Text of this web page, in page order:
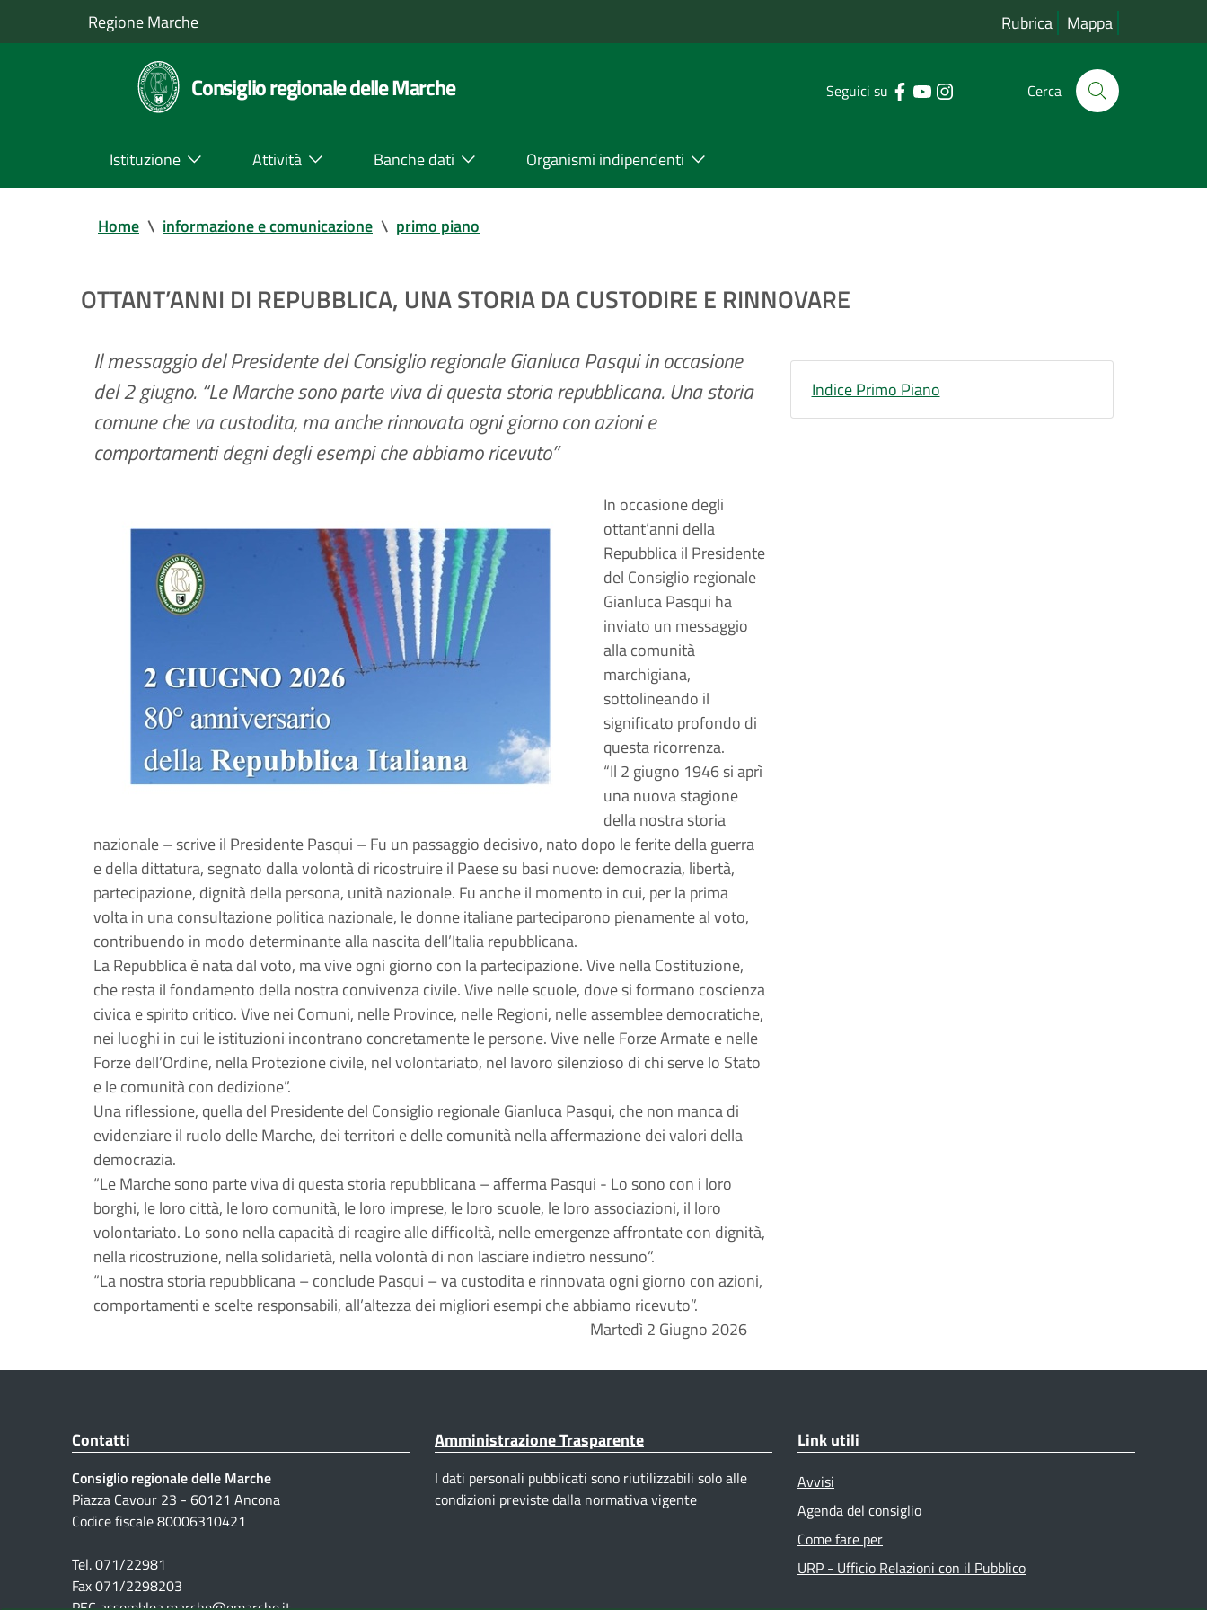
Regione Marche Rubrica Mappa
Consiglio regionale delle Marche Seguici su Cerca
Istituzione Attività Banche dati Organismi indipendenti
Home \ informazione e comunicazione \ primo piano
OTTANT’ANNI DI REPUBBLICA, UNA STORIA DA CUSTODIRE E RINNOVARE
Il messaggio del Presidente del Consiglio regionale Gianluca Pasqui in occasione
del 2 giugno. “Le Marche sono parte viva di questa storia repubblicana. Una storia
comune che va custodita, ma anche rinnovata ogni giorno con azioni e
comportamenti degni degli esempi che abbiamo ricevuto”
In occasione degli
ottant’anni della
Repubblica il Presidente
del Consiglio regionale
Gianluca Pasqui ha
inviato un messaggio
alla comunità
marchigiana,
sottolineando il
significato profondo di
questa ricorrenza.
“Il 2 giugno 1946 si aprì
una nuova stagione
della nostra storia
nazionale – scrive il Presidente Pasqui – Fu un passaggio decisivo, nato dopo le ferite della guerra
e della dittatura, segnato dalla volontà di ricostruire il Paese su basi nuove: democrazia, libertà,
partecipazione, dignità della persona, unità nazionale. Fu anche il momento in cui, per la prima
volta in una consultazione politica nazionale, le donne italiane parteciparono pienamente al voto,
contribuendo in modo determinante alla nascita dell’Italia repubblicana.
La Repubblica è nata dal voto, ma vive ogni giorno con la partecipazione. Vive nella Costituzione,
che resta il fondamento della nostra convivenza civile. Vive nelle scuole, dove si formano coscienza
civica e spirito critico. Vive nei Comuni, nelle Province, nelle Regioni, nelle assemblee democratiche,
nei luoghi in cui le istituzioni incontrano concretamente le persone. Vive nelle Forze Armate e nelle
Forze dell’Ordine, nella Protezione civile, nel volontariato, nel lavoro silenzioso di chi serve lo Stato
e le comunità con dedizione”.
Una riflessione, quella del Presidente del Consiglio regionale Gianluca Pasqui, che non manca di
evidenziare il ruolo delle Marche, dei territori e delle comunità nella affermazione dei valori della
democrazia.
“Le Marche sono parte viva di questa storia repubblicana – afferma Pasqui - Lo sono con i loro
borghi, le loro città, le loro comunità, le loro imprese, le loro scuole, le loro associazioni, il loro
volontariato. Lo sono nella capacità di reagire alle difficoltà, nelle emergenze affrontate con dignità,
nella ricostruzione, nella solidarietà, nella volontà di non lasciare indietro nessuno”.
“La nostra storia repubblicana – conclude Pasqui – va custodita e rinnovata ogni giorno con azioni,
comportamenti e scelte responsabili, all’altezza dei migliori esempi che abbiamo ricevuto”.
Martedì 2 Giugno 2026
Indice Primo Piano
Contatti
Consiglio regionale delle Marche
Piazza Cavour 23 - 60121 Ancona
Codice fiscale 80006310421
Tel. 071/22981
Fax 071/2298203
Amministrazione Trasparente
I dati personali pubblicati sono riutilizzabili solo alle
condizioni previste dalla normativa vigente
Link utili
Avvisi
Agenda del consiglio
Come fare per
URP - Ufficio Relazioni con il Pubblico